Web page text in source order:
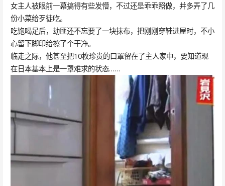
女主人被眼前一幕搞得有些发懵，不过还是乖乖照做，并多弄了几
份小菜给歹徒吃。
吃饱喝足后，劫匪还不忘要了一块抹布，把刚刚穿鞋进屋时，不小
心留下脚印给擦了个干净。
临走之际，他甚至把10枚珍贵的口罩留在了主人家中，要知道现
在日本基本上是一罩难求的状态……